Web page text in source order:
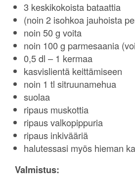
3 keskikokoista bataattia
(noin 2 isohkoa jauhoista
noin 50 g voita
noin 100 g parmesaania
0,5 dl – 1 kermaa
kasvislientä keittämiseen
noin 1 tl sitruunamehua
suolaa
ripaus muskottia
ripaus valkopippuria
ripaus inkivääriä
halutessasi myös hieman
Valmistus: